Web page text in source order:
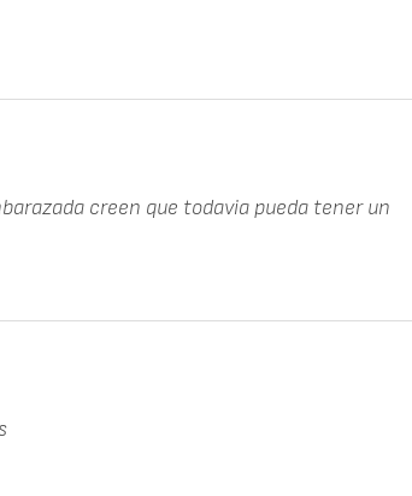
creen que todavia pueda tener un